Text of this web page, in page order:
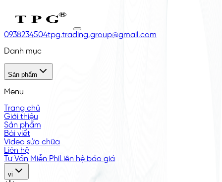
0938234504tpg.trading.group@gmail.com
Danh mục
Sản phẩm
Menu
Trang chủ
Giới thiệu
Sản phẩm
Bài viết
Video sửa chữa
Liên hệ
Tư Vấn Miễn PhíLiên hệ báo giá
vi